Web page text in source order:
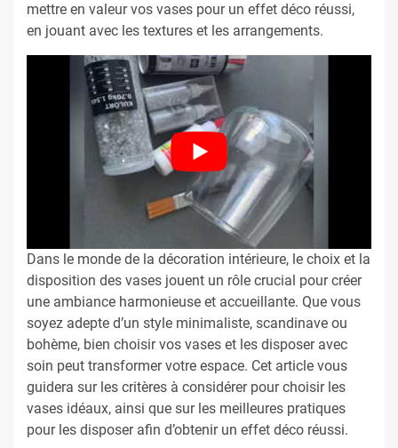
mettre en valeur vos vases pour un effet déco réussi,
en jouant avec les textures et les arrangements.
Dans le monde de la décoration intérieure, le choix et la
disposition des vases jouent un rôle crucial pour créer
une ambiance harmonieuse et accueillante. Que vous
soyez adepte d’un style minimaliste, scandinave ou
bohème, bien choisir vos vases et les disposer avec
soin peut transformer votre espace. Cet article vous
guidera sur les critères à considérer pour choisir les
vases idéaux, ainsi que sur les meilleures pratiques
pour les disposer afin d’obtenir un effet déco réussi.